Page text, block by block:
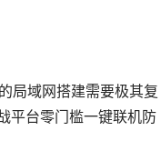
局域网搭建需要极其复
平台零门槛一键联机防